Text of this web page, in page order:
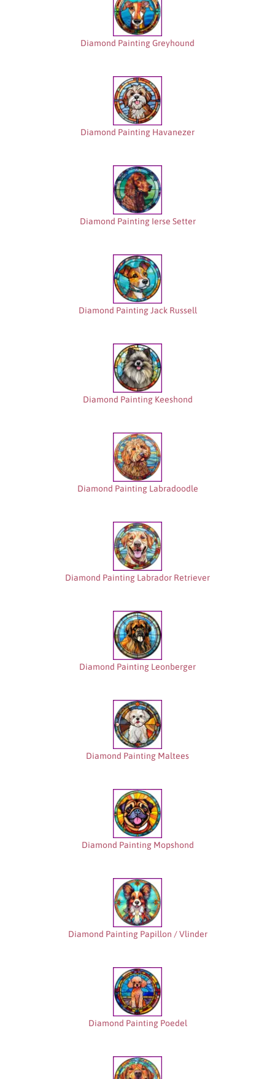
Diamond Painting Greyhound
Diamond Painting Havanezer
Diamond Painting Ierse Setter
Diamond Painting Jack Russell
Diamond Painting Keeshond
Diamond Painting Labradoodle
Diamond Painting Labrador Retriever
Diamond Painting Leonberger
Diamond Painting Maltees
Diamond Painting Mopshond
Diamond Painting Papillon / Vlinder
Diamond Painting Poedel